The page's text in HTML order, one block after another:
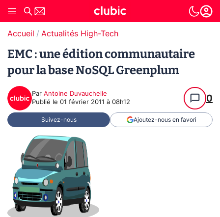
Accueil Actualités High-Tech
EMC : une édition communautaire
pour la base NoSQL Greenplum
Par Antoine Duvauchelle
Publié le 01 février 2011 à 08h12 0
Suivez-nous Ajoutez-nous en favori